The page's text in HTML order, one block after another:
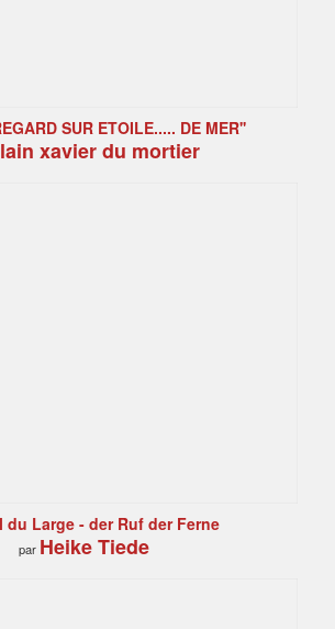
SUR ETOILE..... DE MER''
xavier du mortier
du Large - der Ruf der Ferne
par Heike Tiede